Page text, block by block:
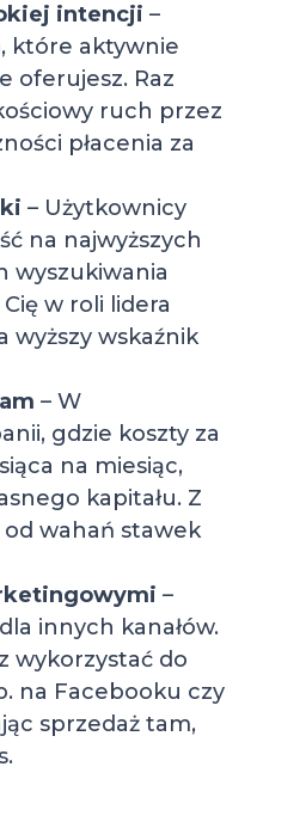
intencji –
które aktywnie
oferujesz. Raz
ruch przez
płacenia za
– Użytkownicy
na najwyższych
wyszukiwania
w roli lidera
wyższy wskaźnik
– W
gdzie koszty za
na miesiąc,
kapitału. Z
od wahań stawek
–
innych kanałów.
wykorzystać do
na Facebooku czy
sprzedaż tam,